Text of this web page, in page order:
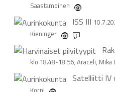
Saastamoinen
ISS III
Kieninger 1
klo 18.48-18.56, Araceli, Mika
Satelliitti IV